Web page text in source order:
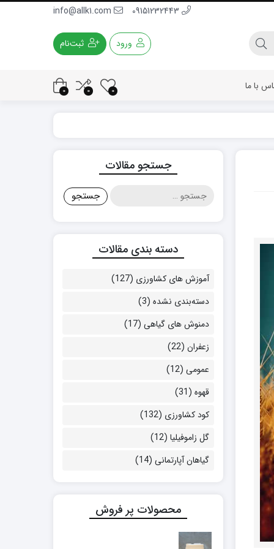
ورود ثبت‌نام
با ما 0
0
0
جستجو مقالات
جستجو
برای:
دسته بندی مقالات
آموزش های کشاورزی (127)
دسته‌بندی نشده (3)
دمنوش های گیاهی (17)
زعفران (22)
عمومی (12)
قهوه (31)
کود کشاورزی (132)
گل زاموفیلیا (12)
گیاهان آپارتمانی (14)
محصولات پر فروش